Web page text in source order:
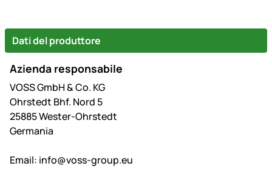
Dati del produttore
Azienda responsabile
VOSS GmbH & Co. KG
Ohrstedt Bhf. Nord 5
25885 Wester-Ohrstedt
Germania
Email: info@voss-group.eu